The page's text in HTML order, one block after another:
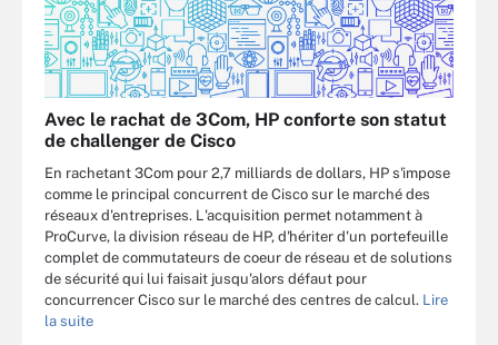
Avec le rachat de 3Com, HP conforte son statut
de challenger de Cisco
En rachetant 3Com pour 2,7 milliards de dollars, HP s'impose
comme le principal concurrent de Cisco sur le marché des
réseaux d'entreprises. L'acquisition permet notamment à
ProCurve, la division réseau de HP, d'hériter d'un portefeuille
complet de commutateurs de coeur de réseau et de solutions
de sécurité qui lui faisait jusqu'alors défaut pour
concurrencer Cisco sur le marché des centres de calcul. Lire
la suite